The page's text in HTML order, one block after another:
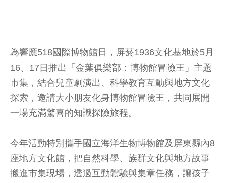
為響應518國際博物館日，屏菸1936文化基地於5月
16、17日推出「金葉俱樂部：博物館冒險王」主題
市集，結合兒童劇演出、科學教育互動與地方文化
探索，邀請大小朋友化身博物館冒險王，共同展開
一場充滿驚喜的知識探險旅程。
今年活動特別攜手國立海洋生物博物館及屏東縣內8
座地方文化館，把自然科學、族群文化與地方故事
搬進市集現場，透過互動體驗與集章任務，讓孩子